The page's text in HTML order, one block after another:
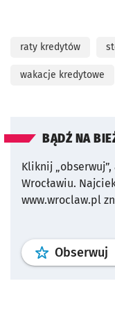
raty kredytów
wakacje kredytowe
BĄDŹ NA
Kliknij
Wrocławiu.
www.wroclaw.pl
Obserwuj